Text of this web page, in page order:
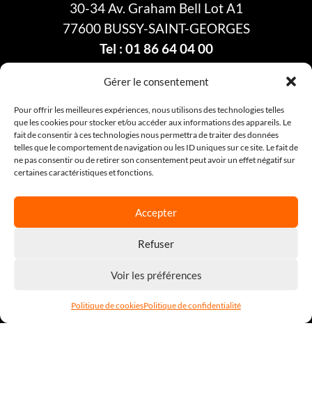
Gérer le consentement
Pour offrir les meilleures expériences, nous utilisons des technologies telles
que les cookies pour stocker et/ou accéder aux informations des appareils. Le
fait de consentir à ces technologies nous permettra de traiter des données
telles que le comportement de navigation ou les ID uniques sur ce site. Le fait de
ne pas consentir ou de retirer son consentement peut avoir un effet négatif sur
certaines caractéristiques et fonctions.
Accepter
Refuser
Voir les préférences
Politique de cookiesPolitique de confidentialité
30-34 Av. Graham Bell Lot A1
77600 BUSSY-SAINT-GEORGES
Tel : 01 86 64 04 00
SALLE D'ÉCOUTE : RÉVÉLATION
SALLE D'ÉCOUTE : ESSENTIEL
SALLE D'ÉCOUTE : PASSION
SALLE D'ÉCOUTE : EXCELLENCE